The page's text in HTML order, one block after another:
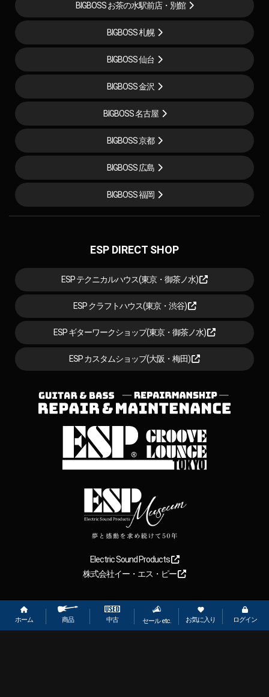
ホーム 商品 中古 セール etc. お気に入り ログイン
BIGBOSS お茶の水駅前店・別館
BIGBOSS 札幌
BIGBOSS 仙台
BIGBOSS 金沢
BIGBOSS 名古屋
BIGBOSS 京都
BIGBOSS 広島
BIGBOSS 福岡
ESP DIRECT SHOP
ESP テクニカルハウス(東京・御茶ノ水)
ESP クラフトハウス(東京・渋谷)
ESP ギターワークショップ(東京・御茶ノ水)
ESP カスタムショップ(大阪・梅田)
Electric Sound Products
株式会社イー・エス・ピー
Copyright 2026【ESP直営】BIGBOSS オンラインマーケット(ギター＆
ベース). All rights reserved.